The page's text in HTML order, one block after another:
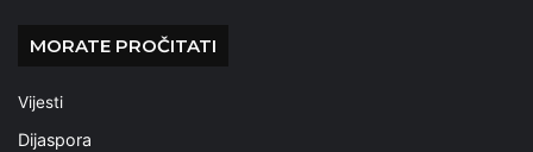
MORATE PROČITATI
Vijesti
Dijaspora